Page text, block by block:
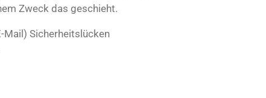
Zweck das geschieht.
Mail) Sicherheitslücken